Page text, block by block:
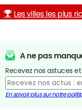
Les villes les plus
A ne pas
Recevez nos astuces
En savoir plus sur notre